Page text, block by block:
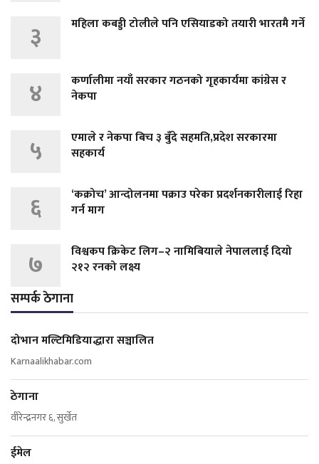
३ महिला कबड्डी टोलीले पनि एसियाडको तयारी भारतमै गर्ने
४
कर्णालीमा नयाँ सरकार गठनको गृहकार्यमा कांग्रेस र
नेकपा
५
एमाले र नेकपा बिच ३ बुँदे सहमति,प्रदेश सरकारमा
सहकार्य
६
‘कक्रोच’ आन्दोलनमा पक्राउ परेका प्रदर्शनकारीलाई रिहा
गर्न माग
७
विश्वकप क्रिकेट लिग–२ नामिबियाले नेपाललाई दियो
२१२ रनको लक्ष्य
सम्पर्क ठेगाना
दोभान मल्टिमिडियाद्धारा सञ्चालित
Karnaalikhabar.com
ठेगाना
वीरेन्द्रनगर ६, सुर्खेत
ईमेल